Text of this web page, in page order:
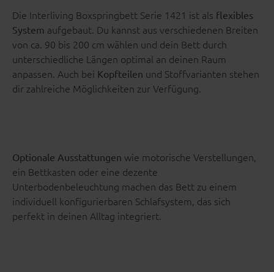
Die Interliving Boxspringbett Serie 1421 ist als flexibles
System aufgebaut. Du kannst aus verschiedenen Breiten
von ca. 90 bis 200 cm wählen und dein Bett durch
unterschiedliche Längen optimal an deinen Raum
anpassen. Auch bei Kopfteilen und Stoffvarianten stehen
dir zahlreiche Möglichkeiten zur Verfügung.
Optionale Ausstattungen wie motorische Verstellungen,
ein Bettkasten oder eine dezente
Unterbodenbeleuchtung machen das Bett zu einem
individuell konfigurierbaren Schlafsystem, das sich
perfekt in deinen Alltag integriert.